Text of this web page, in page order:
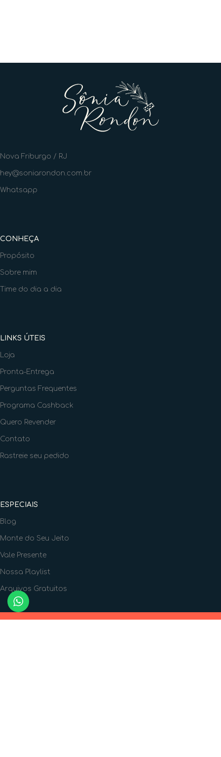
Nova Friburgo / RJ
hey@soniarondon.com.br
Whatsapp
CONHEÇA
Propósito
Sobre mim
Time do dia a dia
LINKS ÚTEIS
Loja
Pronta-Entrega
Perguntas Frequentes
Programa Cashback
Quero Revender
Contato
Rastreie seu pedido
ESPECIAIS
Blog
Monte do Seu Jeito
Vale Presente
Nossa Playlist
Arquivos Gratuitos